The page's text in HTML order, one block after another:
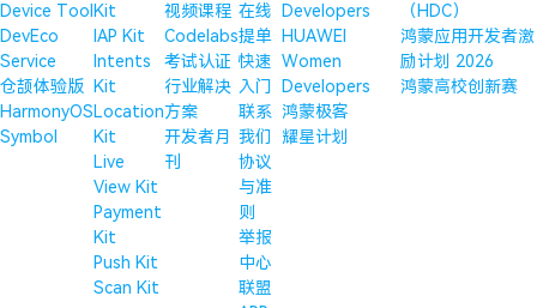
Device Tool
DevEco
Service
仓颉体验版
HarmonyOS
Symbol
Kit
IAP Kit
Intents
Kit
Location
Kit
Live
View Kit
Payment
Kit
Push Kit
Scan Kit
视频课程
Codelabs
考试认证
行业解决
方案
开发者月
刊
在线
提单
快速
入门
联系
我们
协议
与准
则
举报
中心
联盟
Developers
HUAWEI
Women
Developers
鸿蒙极客
耀星计划
（HDC）
鸿蒙应用开发者激
励计划 2026
鸿蒙高校创新赛